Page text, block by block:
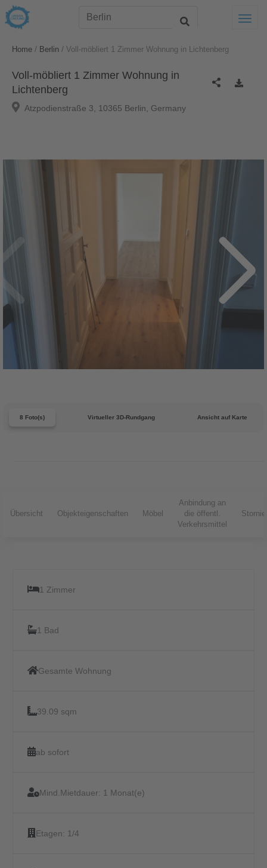
Home / Berlin / Voll-möbliert 1 Zimmer Wohnung in Lichtenberg
Voll-möbliert 1 Zimmer Wohnung in
Lichtenberg
Atzpodienstraße 3, 10365 Berlin, Germany
8 Foto(s) Virtueller 3D-Rundgang Ansicht auf Karte
Übersicht Objekteigenschaften Möbel
Anbindung an
die öffentl.
Verkehrsmittel
1 Zimmer
1 Bad
Gesamte Wohnung
39.09 sqm
ab sofort
Mind.Mietdauer: 1 Monat(e)
Etagen: 1/4